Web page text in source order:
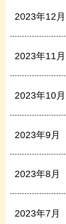
2023年12月
2023年11月
2023年10月
2023年9月
2023年8月
2023年7月